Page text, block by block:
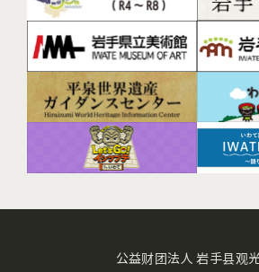
公益财团法人 岩手县观